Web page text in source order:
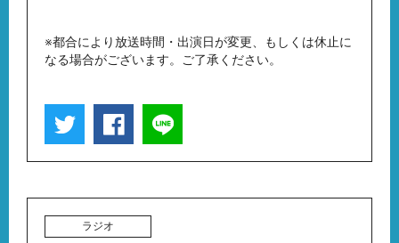
※都合により放送時間・出演日が変更、もしくは休止に
なる場合がございます。ご了承ください。
ラジオ